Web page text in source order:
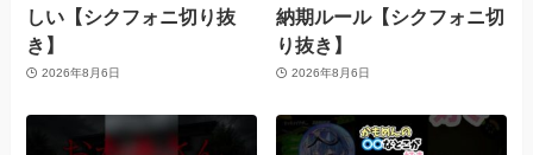
しい【シクフォニ切り抜
き】
2026年8月6日
納期ルール【シクフォニ切
り抜き】
2026年8月6日